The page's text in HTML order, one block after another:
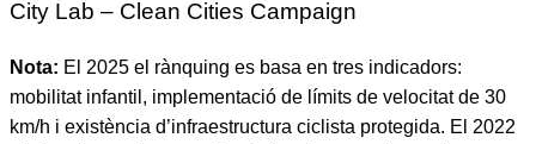
City Lab – Clean Cities Campaign
Nota: El 2025 el rànquing es basa en tres indicadors:
mobilitat infantil, implementació de límits de velocitat de 30
km/h i existència d’infraestructura ciclista protegida. El 2022